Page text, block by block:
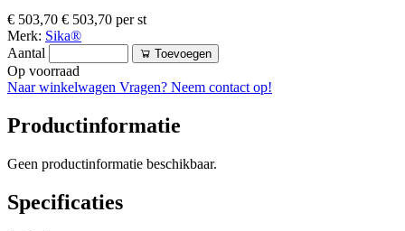
€ 503,70 € 503,70 per st
Merk: Sika®
Aantal
Toevoegen
Op voorraad
Naar winkelwagen Vragen? Neem contact op!
Productinformatie
Geen productinformatie beschikbaar.
Specificaties